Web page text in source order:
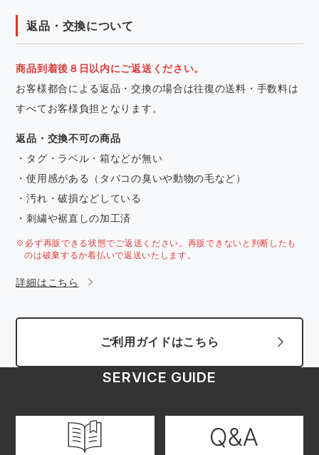
返品・交換について
商品到着後８日以内にご返送ください。
お客様都合による返品・交換の場合は往復の送料・手数料は
すべてお客様負担となります。
返品・交換不可の商品
・タグ・ラベル・箱などが無い
・使用感がある（タバコの臭いや動物の毛など）
・汚れ・破損などしている
・刺繍や裾直しの加工済
※必ず再販できる状態でご返送ください。再販できないと判断したも
のは破棄するか着払いで返送いたします。
詳細はこちら
ご利用ガイドはこちら
SERVICE GUIDE